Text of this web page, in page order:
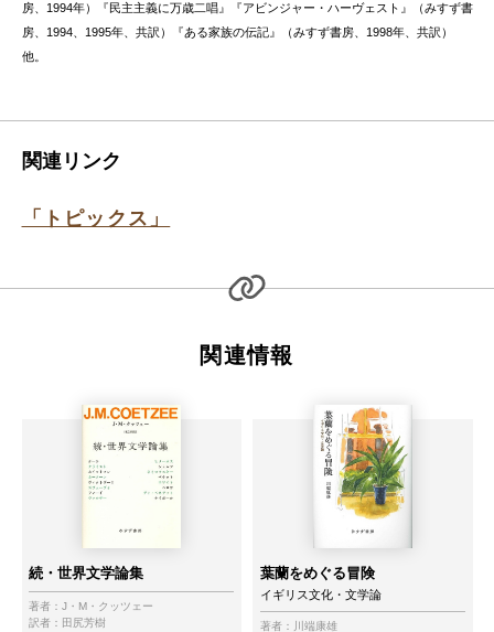
房、1994年）『民主主義に万歳二唱』『アビンジャー・ハーヴェスト』（みすず書
房、1994、1995年、共訳）『ある家族の伝記』（みすず書房、1998年、共訳）
他。
関連リンク
「トピックス」
関連情報
続・世界文学論集
著者： J・M・クッツェー
訳者： 田尻芳樹
葉蘭をめぐる冒険
イギリス文化・文学論
著者： 川端康雄